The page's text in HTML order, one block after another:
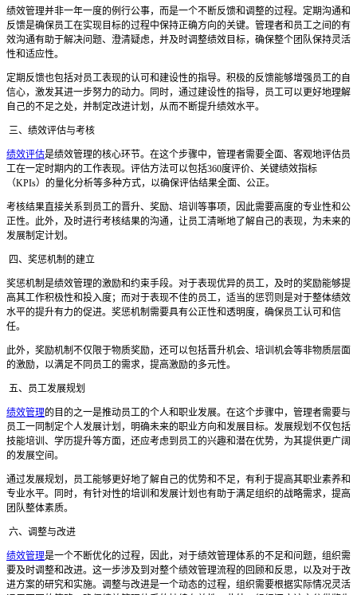
绩效管理并非一年一度的例行公事，而是一个不断反馈和调整的过程。定期沟通和
反馈是确保员工在实现目标的过程中保持正确方向的关键。管理者和员工之间的有
效沟通有助于解决问题、澄清疑虑，并及时调整绩效目标，确保整个团队保持灵活
性和适应性。
定期反馈也包括对员工表现的认可和建设性的指导。积极的反馈能够增强员工的自
信心，激发其进一步努力的动力。同时，通过建设性的指导，员工可以更好地理解
自己的不足之处，并制定改进计划，从而不断提升绩效水平。
三、绩效评估与考核
绩效评估是绩效管理的核心环节。在这个步骤中，管理者需要全面、客观地评估员
工在一定时期内的工作表现。评估方法可以包括360度评价、关键绩效指标
（KPIs）的量化分析等多种方式，以确保评估结果全面、公正。
考核结果直接关系到员工的晋升、奖励、培训等事项，因此需要高度的专业性和公
正性。此外，及时进行考核结果的沟通，让员工清晰地了解自己的表现，为未来的
发展制定计划。
四、奖惩机制的建立
奖惩机制是绩效管理的激励和约束手段。对于表现优异的员工，及时的奖励能够提
高其工作积极性和投入度；而对于表现不佳的员工，适当的惩罚则是对于整体绩效
水平的提升有力的促进。奖惩机制需要具有公正性和透明度，确保员工认可和信
任。
此外，奖励机制不仅限于物质奖励，还可以包括晋升机会、培训机会等非物质层面
的激励，以满足不同员工的需求，提高激励的多元性。
五、员工发展规划
绩效管理的目的之一是推动员工的个人和职业发展。在这个步骤中，管理者需要与
员工一同制定个人发展计划，明确未来的职业方向和发展目标。发展规划不仅包括
技能培训、学历提升等方面，还应考虑到员工的兴趣和潜在优势，为其提供更广阔
的发展空间。
通过发展规划，员工能够更好地了解自己的优势和不足，有利于提高其职业素养和
专业水平。同时，有针对性的培训和发展计划也有助于满足组织的战略需求，提高
团队整体素质。
六、调整与改进
绩效管理是一个不断优化的过程，因此，对于绩效管理体系的不足和问题，组织需
要及时调整和改进。这一步涉及到对整个绩效管理流程的回顾和反思，以及对于改
进方案的研究和实施。 调整与改进是一个动态的过程，组织需要根据实际情况灵活